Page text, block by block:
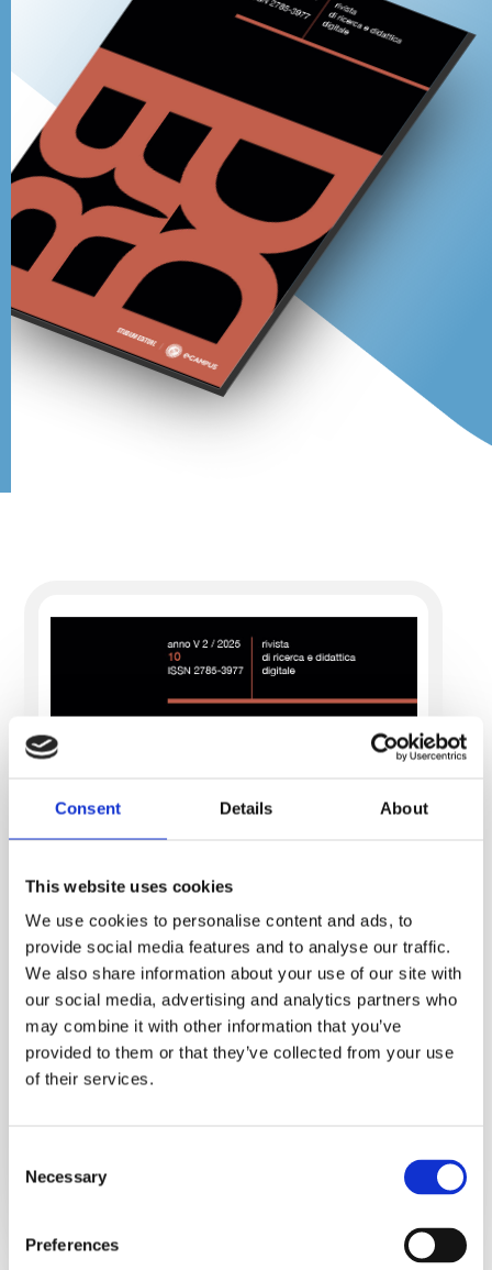
Consent Details About
This website uses cookies
We use cookies to personalise content and ads, to
provide social media features and to analyse our traffic.
We also share information about your use of our site with
our social media, advertising and analytics partners who
may combine it with other information that you’ve
provided to them or that they’ve collected from your use
of their services.
Selection
Necessary
Preferences
